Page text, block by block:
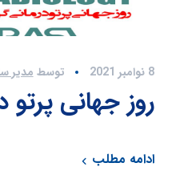
8 نوامبر 2021 توسطمدیر
روز جهانی پرتو
ادامه مطلب